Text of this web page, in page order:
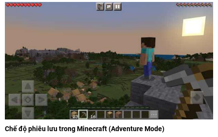
Chế độ phiêu lưu trong Minecraft (Adventure Mode)